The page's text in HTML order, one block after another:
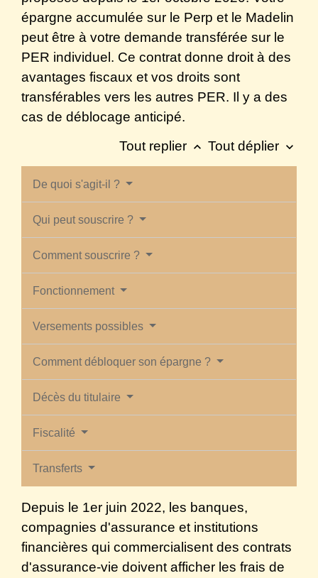
épargne accumulée sur le Perp et le Madelin
peut être à votre demande transférée sur le
PER individuel. Ce contrat donne droit à des
avantages fiscaux et vos droits sont
transférables vers les autres PER. Il y a des
cas de déblocage anticipé.
Tout replier keyboard_arrow_up Tout déplier keyboard_arrow_down
De quoi s'agit-il ?
Qui peut souscrire ?
Comment souscrire ?
Fonctionnement
Versements possibles
Comment débloquer son épargne ?
Décès du titulaire
Fiscalité
Transferts
Depuis le 1er juin 2022, les banques,
compagnies d'assurance et institutions
financières qui commercialisent des contrats
d'assurance-vie doivent afficher les frais de